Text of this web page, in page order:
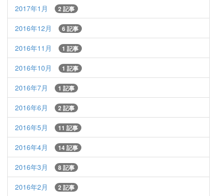
2017年1月 2 記事
2016年12月 6 記事
2016年11月 1 記事
2016年10月 1 記事
2016年7月 1 記事
2016年6月 2 記事
2016年5月 11 記事
2016年4月 14 記事
2016年3月 8 記事
2016年2月 2 記事